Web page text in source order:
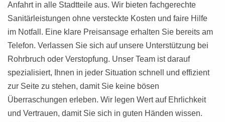
Anfahrt in alle Stadtteile aus. Wir bieten fachgerechte
Sanitärleistungen ohne versteckte Kosten und faire Hilfe
im Notfall. Eine klare Preisansage erhalten Sie bereits am
Telefon. Verlassen Sie sich auf unsere Unterstützung bei
Rohrbruch oder Verstopfung. Unser Team ist darauf
spezialisiert, Ihnen in jeder Situation schnell und effizient
zur Seite zu stehen, damit Sie keine bösen
Überraschungen erleben. Wir legen Wert auf Ehrlichkeit
und Vertrauen, damit Sie sich in guten Händen wissen.